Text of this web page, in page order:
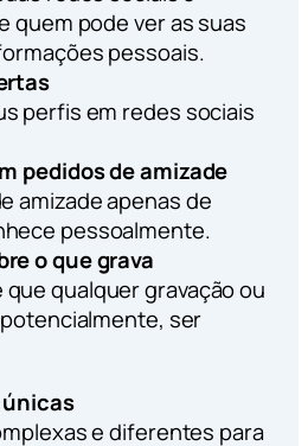
quem pode ver as suas
pessoais.
perfis em redes sociais
pedidos de amizade
amizade apenas de
pessoalmente.
o que grava
qualquer gravação ou
ser
e diferentes para